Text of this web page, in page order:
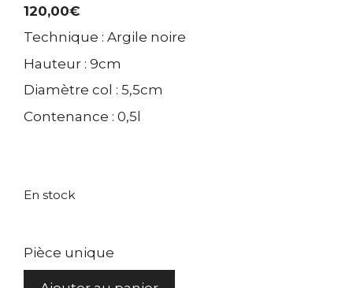
120,00€
Technique : Argile noire
Hauteur : 9cm
Diamètre col : 5,5cm
Contenance : 0,5l
En stock
Pièce unique